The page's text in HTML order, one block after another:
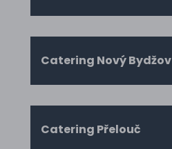
Catering Nový Bydžov
Catering Přelouč